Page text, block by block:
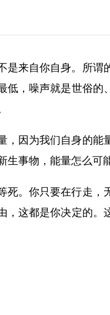
是来自你自身。所
低，噪声就是世俗的
，因为我们自身的能
事物，能量怎么可
死。你只要在行走，
，这都是你决定的